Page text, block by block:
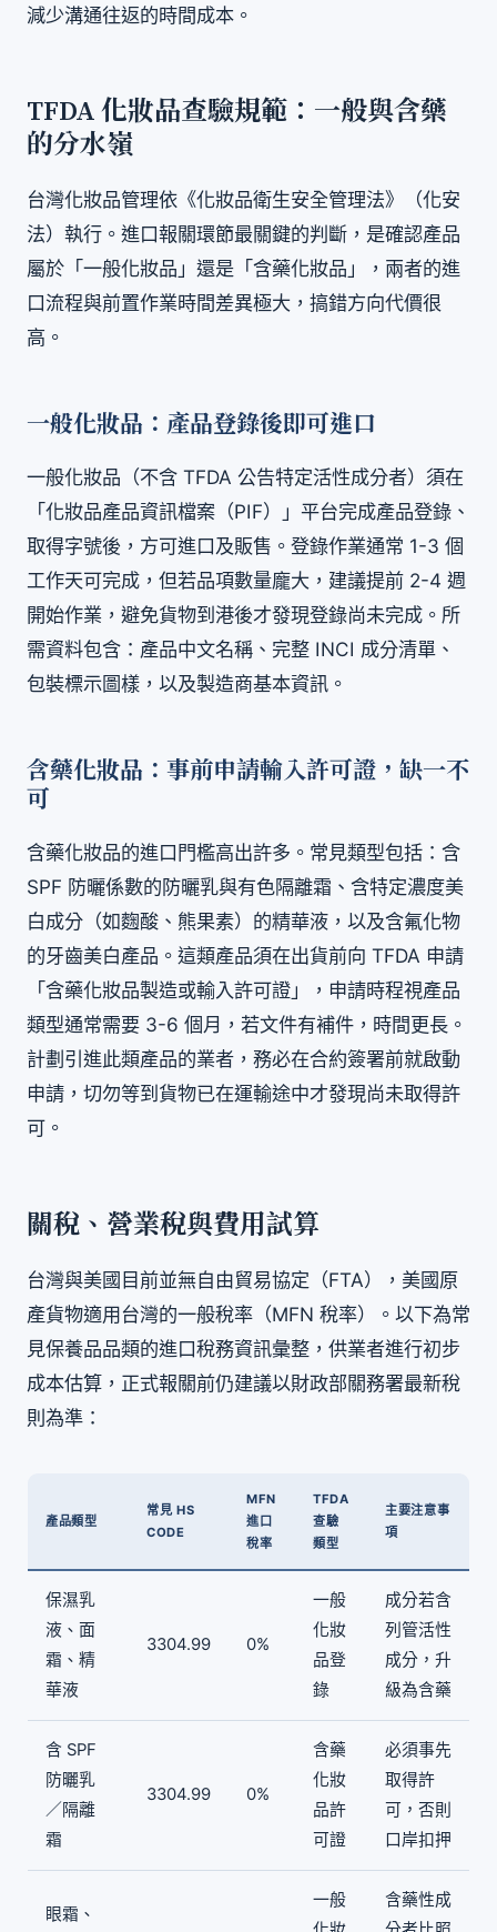
減少溝通往返的時間成本。
TFDA 化妝品查驗規範：一般與含藥
的分水嶺
台灣化妝品管理依《化妝品衛生安全管理法》（化安
法）執行。進口報關環節最關鍵的判斷，是確認產品
屬於「一般化妝品」還是「含藥化妝品」，兩者的進
口流程與前置作業時間差異極大，搞錯方向代價很
高。
一般化妝品：產品登錄後即可進口
一般化妝品（不含 TFDA 公告特定活性成分者）須在
「化妝品產品資訊檔案（PIF）」平台完成產品登錄、
取得字號後，方可進口及販售。登錄作業通常 1-3 個
工作天可完成，但若品項數量龐大，建議提前 2-4 週
開始作業，避免貨物到港後才發現登錄尚未完成。所
需資料包含：產品中文名稱、完整 INCI 成分清單、
包裝標示圖樣，以及製造商基本資訊。
含藥化妝品：事前申請輸入許可證，缺一不
可
含藥化妝品的進口門檻高出許多。常見類型包括：含
SPF 防曬係數的防曬乳與有色隔離霜、含特定濃度美
白成分（如麴酸、熊果素）的精華液，以及含氟化物
的牙齒美白產品。這類產品須在出貨前向 TFDA 申請
「含藥化妝品製造或輸入許可證」，申請時程視產品
類型通常需要 3-6 個月，若文件有補件，時間更長。
計劃引進此類產品的業者，務必在合約簽署前就啟動
申請，切勿等到貨物已在運輸途中才發現尚未取得許
可。
關稅、營業稅與費用試算
台灣與美國目前並無自由貿易協定（FTA），美國原
產貨物適用台灣的一般稅率（MFN 稅率）。以下為常
見保養品品類的進口稅務資訊彙整，供業者進行初步
成本估算，正式報關前仍建議以財政部關務署最新稅
則為準：
產品類型
常見 HS
CODE
MFN
進口
稅率
TFDA
查驗
類型
主要注意事
項
保濕乳
液、面
霜、精
華液
3304.99 0%
一般
化妝
品登
錄
成分若含
列管活性
成分，升
級為含藥
含 SPF
防曬乳
／隔離
霜
3304.99 0%
含藥
化妝
品許
可證
必須事先
取得許
可，否則
口岸扣押
眼霜、
一般
含藥性成